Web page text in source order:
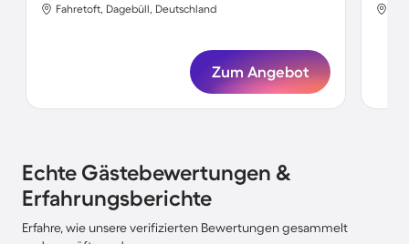
Fahretoft, Dagebüll, Deutschland
Zum Angebot
Echte Gästebewertungen &
Erfahrungsberichte
Erfahre, wie unsere verifizierten Bewertungen gesammelt